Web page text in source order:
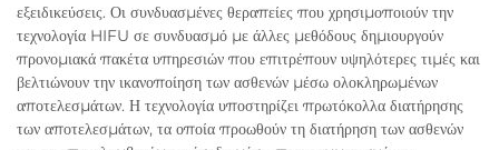
εξειδικεύσεις. Οι συνδυασμένες θεραπείες που χρησιμοποιούν την
τεχνολογία HIFU σε συνδυασμό με άλλες μεθόδους δημιουργούν
προνομιακά πακέτα υπηρεσιών που επιτρέπουν υψηλότερες τιμές και
βελτιώνουν την ικανοποίηση των ασθενών μέσω ολοκληρωμένων
αποτελεσμάτων. Η τεχνολογία υποστηρίζει πρωτόκολλα διατήρησης
των αποτελεσμάτων, τα οποία προωθούν τη διατήρηση των ασθενών